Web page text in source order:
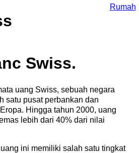
Rumah
Swiss.
uang Swiss, sebuah negara
satu pusat perbankan dan
Hingga tahun 2000, uang
lebih dari 40% dari nilai
ini memiliki salah satu tingkat